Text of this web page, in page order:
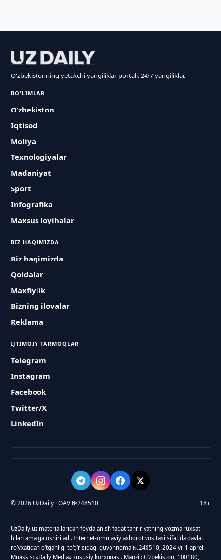
O'zbekistonning yetakchi yangiliklar portali. 24/7 yangiliklar.
BO'LIMLAR
O‘zbekiston
Iqtisod
Moliya
Texnologiyalar
Madaniyat
Sport
Infografika
Maxsus loyihalar
BIZ HAQIMIZDA
Biz haqimizda
Qoidalar
Maxfiylik
Bizning ilovalar
Reklama
IJTIMOIY TARMOQLAR
Telegram
Instagram
Facebook
Twitter/X
LinkedIn
© 2026 UzDaily · OAV №248510 18+
UzDaily.uz materiallaridan foydalanish faqat tahririyatning yozma ruxsati
bilan amalga oshiriladi. Internet-ommaviy axborot vositasi sifatida davlat
roʻyxatidan oʻtganligi toʻgʻrisidagi guvohnoma №248510, 2024 yil 1 aprel.
Muassis: «Daily Media» xususiy korxonasi. Manzil: Oʻzbekiston, 100180,